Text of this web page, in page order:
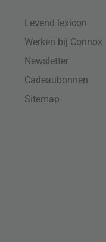
Levend lexicon
Werken bij Connox
Newsletter
Cadeaubonnen
Sitemap